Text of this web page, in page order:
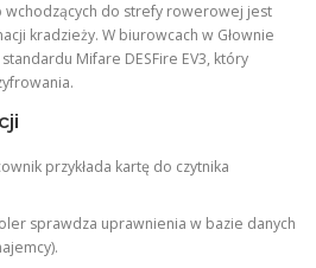
wchodzących do strefy rowerowej jest
kradzieży. W biurowcach w Głownie
Mifare DESFire EV3, który
przykłada kartę do czytnika
sprawdza uprawnienia w bazie danych